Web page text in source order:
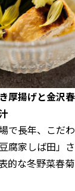
厚揚げと金沢春
で長年、こだ
腐家しば田」
的な冬野菜春菊